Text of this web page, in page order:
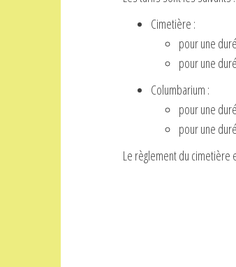
Cimetière :
pour une
pour une
Columbarium :
pour une
pour une
Le règlement du cimetière